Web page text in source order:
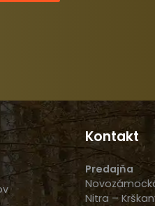
Kontakt
Predajňa
Nitra –